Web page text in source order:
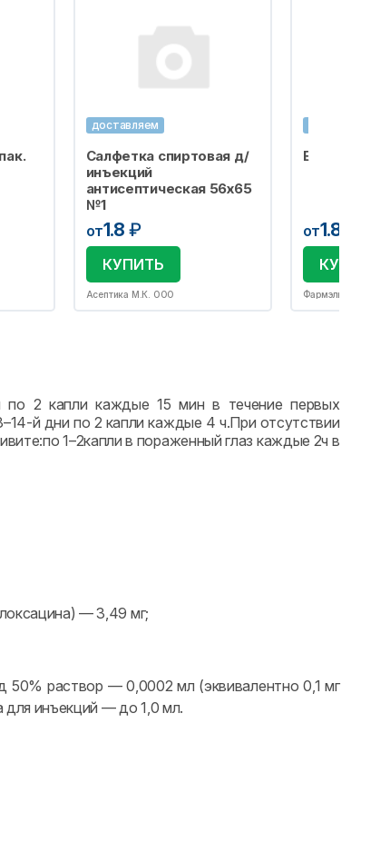
доставляем
Салфетка спиртовая д/
инъекций
антисептическая 56х65
№1
от1.8 ₽
КУПИТЬ
Асептика М.К. ООО
Бахилы
от1.8
КУПИТЬ
Фармэль ООО
по 2 капли каждые 15 мин в течение первых
й дни по 2 капли каждые 4 ч.При отсутствии
1–2капли в пораженный глаз каждые 2ч в
— 3,49 мг;
50% раствор — 0,0002 мл (эквивалентно 0,1 мг
инъекций — до 1,0 мл.